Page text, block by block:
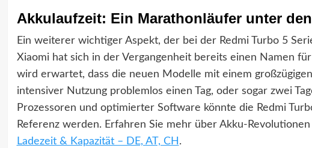
Akkulaufzeit: Ein Marathonläufer unter
Ein weiterer wichtiger Aspekt, der bei der Redmi Turbo 5
Xiaomi hat sich in der Vergangenheit bereits einen Namen
wird erwartet, dass die neuen Modelle mit einem
intensiver Nutzung problemlos einen Tag, oder sogar zwei
Prozessoren und optimierter Software könnte die Redmi
Referenz werden. Erfahren Sie mehr über Akku-
Ladezeit & Kapazität – DE, AT, CH .